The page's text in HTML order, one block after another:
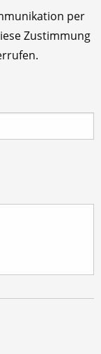
per
Zustimmung